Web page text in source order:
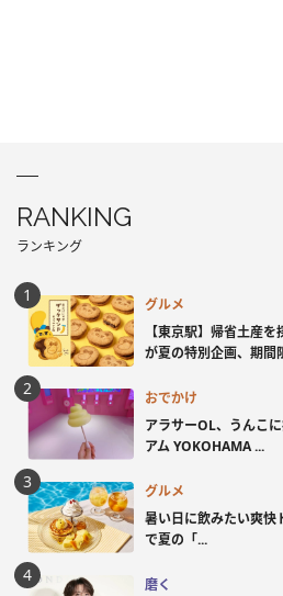
RANKING
ランキング
グルメ
【東京駅】帰省土産
が夏の特別企画、期間
おでかけ
アラサーOL、うんこ
アム YOKOHAMA ...
グルメ
暑い日に飲みたい爽快
で夏の「...
磨く